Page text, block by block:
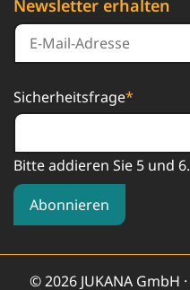
Newsletter erhalten
Sicherheitsfrage*
Bitte addieren Sie 5 und 6.
Abonnieren
© 2026 JUKANA GmbH ·